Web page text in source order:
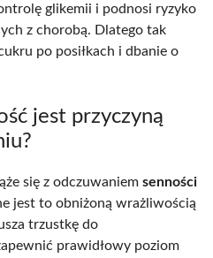
glikemii i podnosi ryzyko
z chorobą. Dlatego tak
po posiłkach i dbanie o
jest przyczyną
się z odczuwaniem senności
jest to obniżoną wrażliwością
trzustkę do
prawidłowy poziom